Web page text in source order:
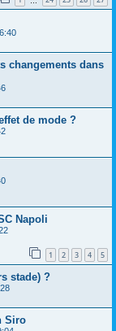
changements dans
de mode ?
Napoli
1 2 3 4 5
stade) ?
Siro